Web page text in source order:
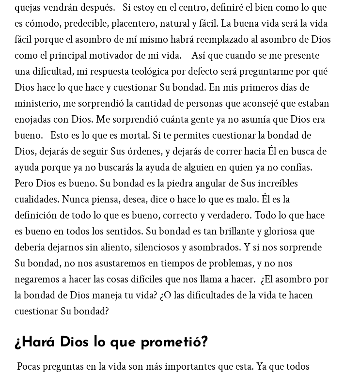
quejas vendrán después. Si estoy en el centro, definiré el bien como lo que
es cómodo, predecible, placentero, natural y fácil. La buena vida será la vida
fácil porque el asombro de mí mismo habrá reemplazado al asombro de Dios
como el principal motivador de mi vida.
Así que cuando se me presente
una dificultad, mi respuesta teológica por defecto será preguntarme por qué
Dios hace lo que hace y cuestionar Su bondad. En mis primeros días de
ministerio, me sorprendió la cantidad de personas que aconsejé que estaban
enojadas con Dios. Me sorprendió cuánta gente ya no asumía que Dios era
bueno. Esto es lo que es mortal. Si te permites cuestionar la bondad de
Dios, dejarás de seguir Sus órdenes, y dejarás de correr hacia Él en busca de
ayuda porque ya no buscarás la ayuda de alguien en quien ya no confías.
Pero Dios es bueno. Su bondad es la piedra angular de Sus increíbles
cualidades. Nunca piensa, desea, dice o hace lo que es malo. Él es la
definición de todo lo que es bueno, correcto y verdadero. Todo lo que hace
es bueno en todos los sentidos. Su bondad es tan brillante y gloriosa que
debería dejarnos sin aliento, silenciosos y asombrados. Y si nos sorprende
Su bondad, no nos asustaremos en tiempos de problemas, y no nos
negaremos a hacer las cosas difíciles que nos llama a hacer. ¿El asombro por
la bondad de Dios maneja tu vida? ¿O las dificultades de la vida te hacen
cuestionar Su bondad?
¿Hará Dios lo que prometió?
Pocas preguntas en la vida son más importantes que esta. Ya que todos